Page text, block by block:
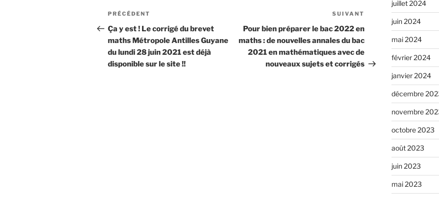
Navigation
de
l’article
Article
précédent
PRÉCÉDENT
Ça y est ! Le corrigé du brevet
maths Métropole Antilles Guyane
du lundi 28 juin 2021 est déjà
disponible sur le site !!
suivant
SUIVANT
Pour bien préparer le bac 2022 en
maths : de nouvelles annales du bac
2021 en mathématiques avec de
nouveaux sujets et corrigés
juillet 2024
juin 2024
mai 2024
février 2024
janvier 2024
décembre
novembre
octobre 2023
août 2023
juin 2023
mai 2023